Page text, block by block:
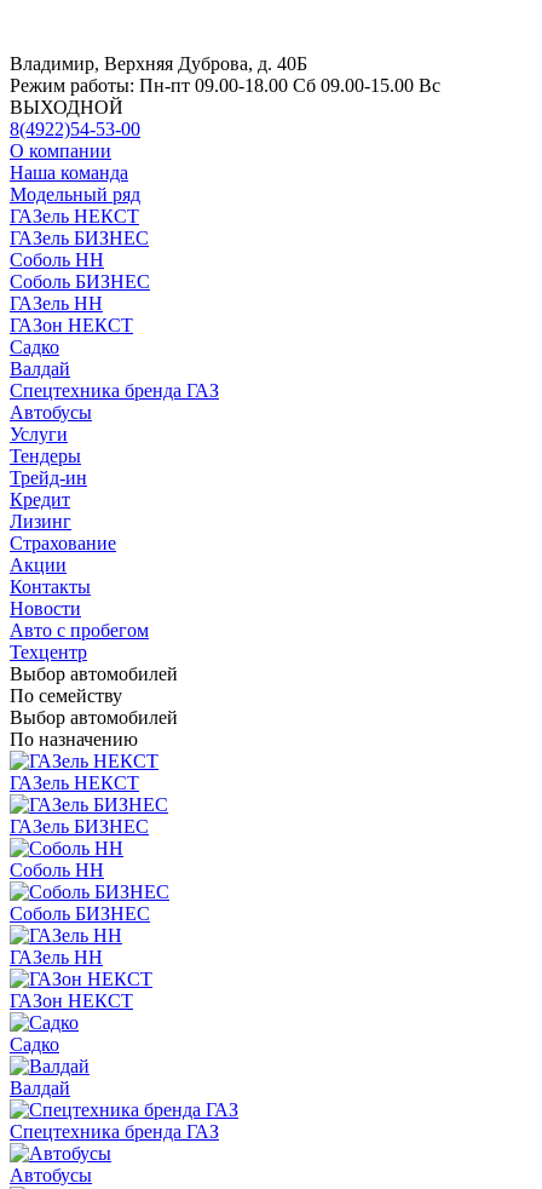
Владимир, Верхняя Дуброва, д. 40Б
Режим работы: Пн-пт 09.00-18.00 Сб 09.00-15.00 Вс
ВЫХОДНОЙ
8(4922)54-53-00
О компании
Наша команда
Модельный ряд
ГАЗель НЕКСТ
ГАЗель БИЗНЕС
Соболь НН
Соболь БИЗНЕС
ГАЗель НН
ГАЗон НЕКСТ
Садко
Валдай
Спецтехника бренда ГАЗ
Автобусы
Услуги
Тендеры
Трейд-ин
Кредит
Лизинг
Страхование
Акции
Контакты
Новости
Авто с пробегом
Техцентр
Выбор автомобилей
По семейству
Выбор автомобилей
По назначению
ГАЗель НЕКСТ
ГАЗель БИЗНЕС
Соболь НН
Соболь БИЗНЕС
ГАЗель НН
ГАЗон НЕКСТ
Садко
Валдай
Спецтехника бренда ГАЗ
Автобусы